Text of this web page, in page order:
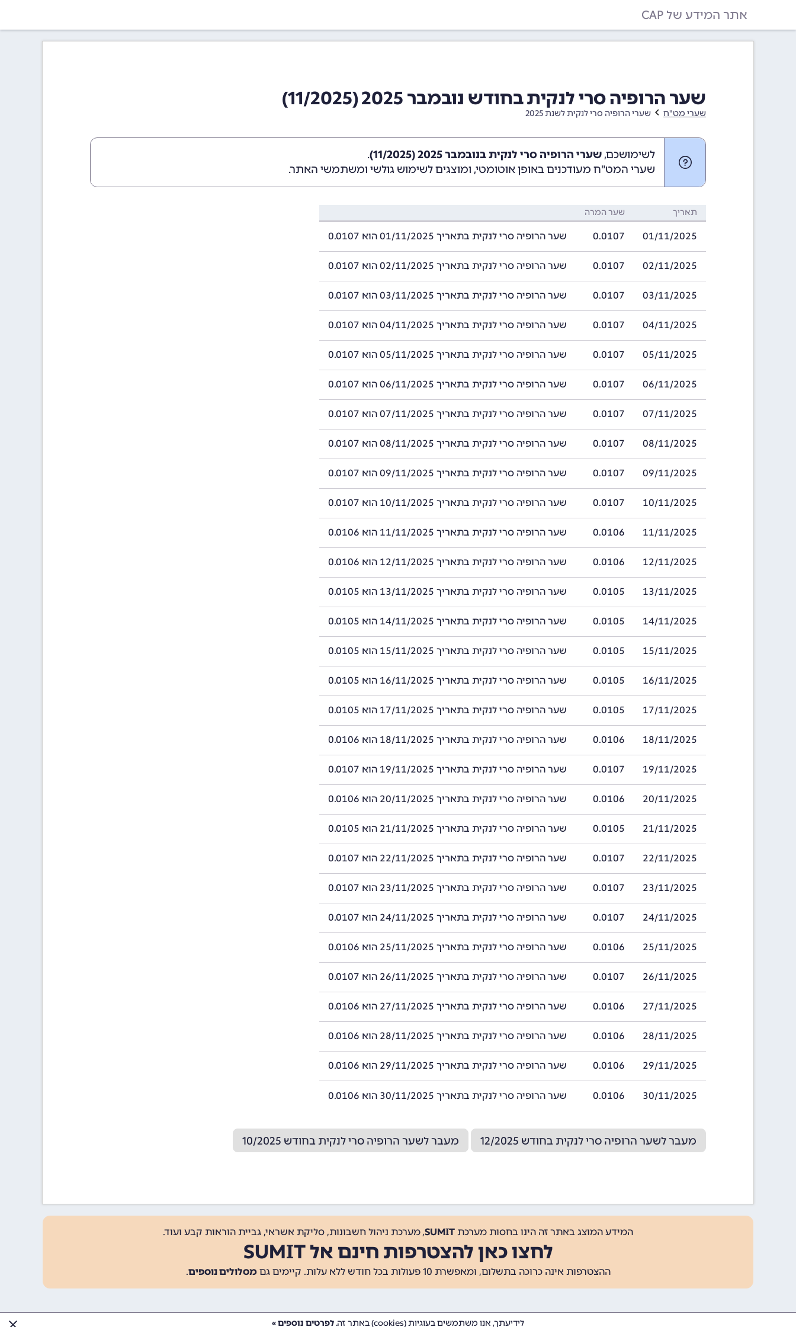
אתר המידע של CAP
שער הרופיה סרי לנקית בחודש נובמבר 2025 (11/2025)
שערי מט"ח שערי הרופיה סרי לנקית לשנת 2025
לשימושכם, שערי הרופיה סרי לנקית בנובמבר 2025 (11/2025)
.
שערי המט"ח מעודכנים באופן אוטומטי, ומוצגים לשימוש גולשי ומשתמשי האתר.
תאריך שער המרה
01/11/2025
0.0107 שער הרופיה סרי לנקית בתאריך 01/11/2025 הוא 0.0107
02/11/2025
0.0107 שער הרופיה סרי לנקית בתאריך 02/11/2025 הוא 0.0107
03/11/2025
0.0107 שער הרופיה סרי לנקית בתאריך 03/11/2025 הוא 0.0107
04/11/2025
0.0107 שער הרופיה סרי לנקית בתאריך 04/11/2025 הוא 0.0107
05/11/2025
0.0107 שער הרופיה סרי לנקית בתאריך 05/11/2025 הוא 0.0107
06/11/2025
0.0107 שער הרופיה סרי לנקית בתאריך 06/11/2025 הוא 0.0107
07/11/2025
0.0107 שער הרופיה סרי לנקית בתאריך 07/11/2025 הוא 0.0107
08/11/2025
0.0107 שער הרופיה סרי לנקית בתאריך 08/11/2025 הוא 0.0107
09/11/2025
0.0107 שער הרופיה סרי לנקית בתאריך 09/11/2025 הוא 0.0107
10/11/2025
0.0107 שער הרופיה סרי לנקית בתאריך 10/11/2025 הוא 0.0107
11/11/2025
0.0106 שער הרופיה סרי לנקית בתאריך 11/11/2025 הוא 0.0106
12/11/2025
0.0106 שער הרופיה סרי לנקית בתאריך 12/11/2025 הוא 0.0106
13/11/2025
0.0105 שער הרופיה סרי לנקית בתאריך 13/11/2025 הוא 0.0105
14/11/2025
0.0105 שער הרופיה סרי לנקית בתאריך 14/11/2025 הוא 0.0105
15/11/2025
0.0105 שער הרופיה סרי לנקית בתאריך 15/11/2025 הוא 0.0105
16/11/2025
0.0105 שער הרופיה סרי לנקית בתאריך 16/11/2025 הוא 0.0105
17/11/2025
0.0105 שער הרופיה סרי לנקית בתאריך 17/11/2025 הוא 0.0105
18/11/2025
0.0106 שער הרופיה סרי לנקית בתאריך 18/11/2025 הוא 0.0106
19/11/2025
0.0107 שער הרופיה סרי לנקית בתאריך 19/11/2025 הוא 0.0107
20/11/2025
0.0106 שער הרופיה סרי לנקית בתאריך 20/11/2025 הוא 0.0106
21/11/2025
0.0105 שער הרופיה סרי לנקית בתאריך 21/11/2025 הוא 0.0105
22/11/2025
0.0107 שער הרופיה סרי לנקית בתאריך 22/11/2025 הוא 0.0107
23/11/2025
0.0107 שער הרופיה סרי לנקית בתאריך 23/11/2025 הוא 0.0107
24/11/2025
0.0107 שער הרופיה סרי לנקית בתאריך 24/11/2025 הוא 0.0107
25/11/2025
0.0106 שער הרופיה סרי לנקית בתאריך 25/11/2025 הוא 0.0106
26/11/2025
0.0107 שער הרופיה סרי לנקית בתאריך 26/11/2025 הוא 0.0107
27/11/2025
0.0106 שער הרופיה סרי לנקית בתאריך 27/11/2025 הוא 0.0106
28/11/2025
0.0106 שער הרופיה סרי לנקית בתאריך 28/11/2025 הוא 0.0106
29/11/2025
0.0106 שער הרופיה סרי לנקית בתאריך 29/11/2025 הוא 0.0106
30/11/2025
0.0106 שער הרופיה סרי לנקית בתאריך 30/11/2025 הוא 0.0106
מעבר לשער הרופיה סרי לנקית בחודש 12/2025 מעבר לשער הרופיה סרי לנקית בחודש 10/2025
המידע המוצג באתר זה הינו בחסות מערכת SUMIT, מערכת ניהול חשבונות, סליקת אשראי, גביית הוראות קבע ועוד.
לחצו כאן להצטרפות חינם אל SUMIT
ההצטרפות אינה כרוכה בתשלום, ומאפשרת 10 פעולות בכל חודש ללא עלות. קיימים גם מסלולים נוספים.
לידיעתך, אנו משתמשים בעוגיות (cookies) באתר זה. לפרטים נוספים »